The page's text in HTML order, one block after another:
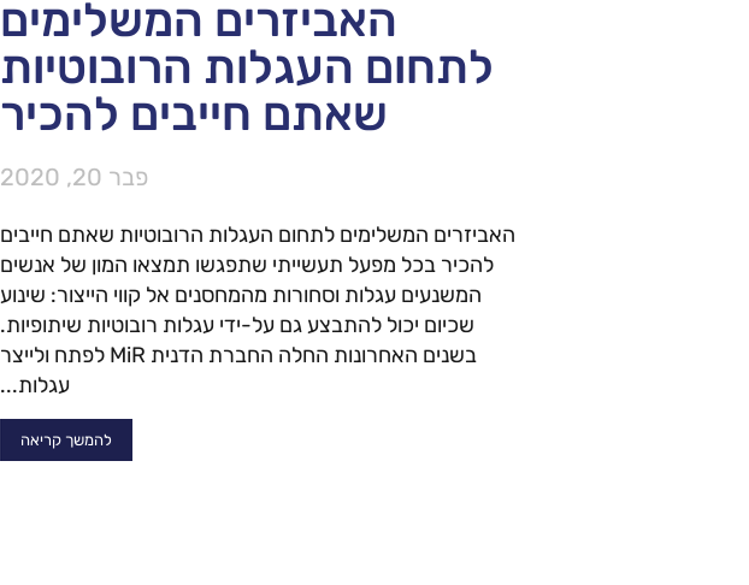
האביזרים המשלימים
לתחום העגלות הרובוטיות
שאתם חייבים להכיר
פבר 20, 2020
האביזרים המשלימים לתחום העגלות הרובוטיות שאתם חייבים
להכיר בכל מפעל תעשייתי שתפגשו תמצאו המון של אנשים
המשנעים עגלות וסחורות מהמחסנים אל קווי הייצור: שינוע
שכיום יכול להתבצע גם על-ידי עגלות רובוטיות שיתופיות.
בשנים האחרונות החלה החברת הדנית MiR לפתח ולייצר
עגלות...
להמשך קריאה